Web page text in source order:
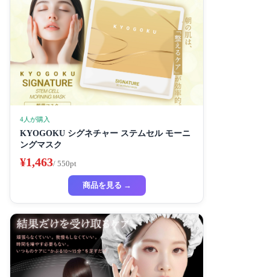
4人が購入
KYOGOKU シグネチャー ステムセル モーニ
ングマスク
¥1,463/ 550pt
商品を見る →